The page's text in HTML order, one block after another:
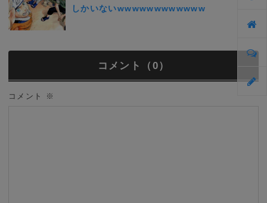
しかいないwwwwwwwwwwww
コメント（0）
コメント ※